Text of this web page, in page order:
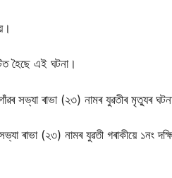
হৈছে এই ঘটনা।
সভ্যা ৰাভা (২৩) নামৰ যুৱতীৰ মৃত্যুৰ
ৰাভা (২৩) নামৰ যুৱতী গৰাকীয়ে ১নং